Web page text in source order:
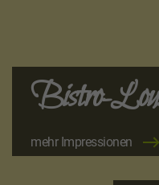
Bistro-
mehr Impressionen